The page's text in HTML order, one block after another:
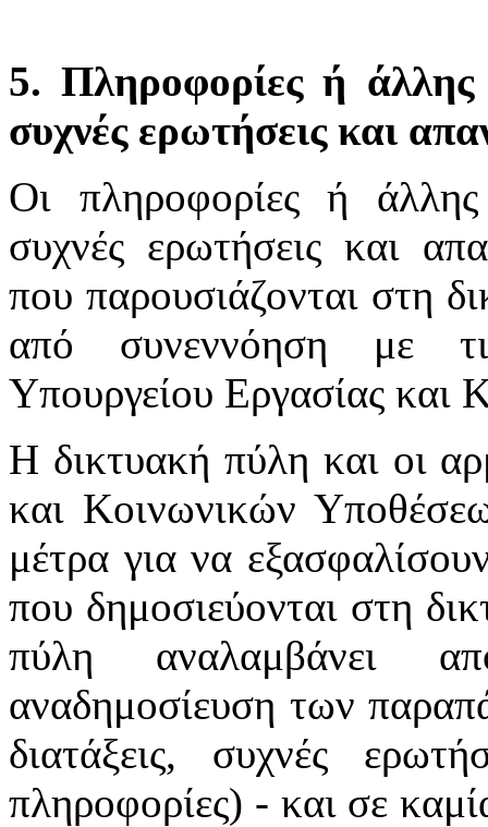
5. Πληροφορίες ή άλλης
συχνές ερωτήσεις και
Οι πληροφορίες ή άλλης
συχνές ερωτήσεις και
που παρουσιάζονται στη
από συνεννόηση με
Υπουργείου Εργασίας και
Η δικτυακή πύλη και οι
και Κοινωνικών
μέτρα για να
που δημοσιεύονται στη
πύλη αναλαμβάνει
αναδημοσίευση των
διατάξεις, συχνές
πληροφορίες) - και σε